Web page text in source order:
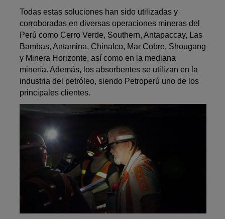
Todas estas soluciones han sido utilizadas y
corroboradas en diversas operaciones mineras del
Perú como Cerro Verde, Southern, Antapaccay, Las
Bambas, Antamina, Chinalco, Mar Cobre, Shougang
y Minera Horizonte, así como en la mediana
minería. Además, los absorbentes se utilizan en la
industria del petróleo, siendo Petroperú uno de los
principales clientes.